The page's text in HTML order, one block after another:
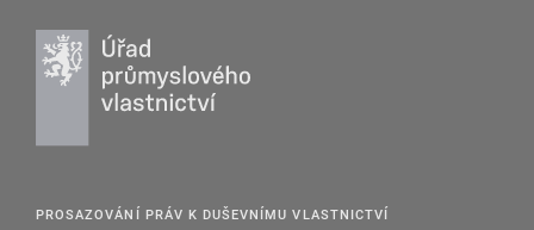
PROSAZOVÁNÍ PRÁV K DUŠEVNÍMU VLASTNICTVÍ